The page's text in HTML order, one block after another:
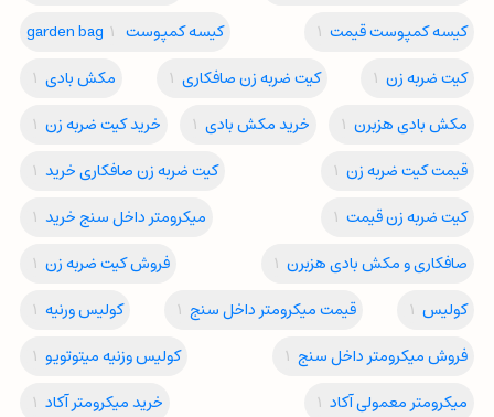
کیسه کمپوست قیمت 1 کیسه کمپوست garden bag 1
کیت ضربه زن 1 کیت ضربه زن صافکاری 1 مکش بادی 1
مکش بادی هزبرن 1 خرید مکش بادی 1 خرید کیت ضربه زن 1
قیمت کیت ضربه زن 1 کیت ضربه زن صافکاری خرید 1
کیت ضربه زن قیمت 1 میکرومتر داخل سنج خرید 1
صافکاری و مکش بادی هزبرن 1 فروش کیت ضربه زن 1
کولیس 1 قیمت میکرومتر داخل سنج 1 کولیس ورنیه 1
فروش میکرومتر داخل سنج 1 کولیس وزنیه میتوتویو 1
میکرومتر معمولی آکاد 1 خرید میکرومتر آکاد 1